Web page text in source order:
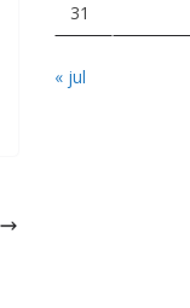
31
« jul